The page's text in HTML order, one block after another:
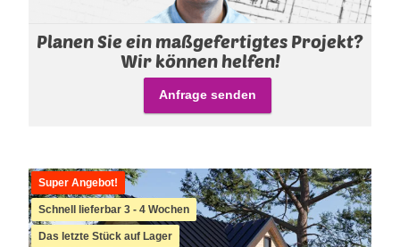
Planen Sie ein maßgefertigtes Projekt?
Wir können helfen!
Anfrage senden
Super Angebot!
Schnell lieferbar 3 - 4 Wochen
Das letzte Stück auf Lager